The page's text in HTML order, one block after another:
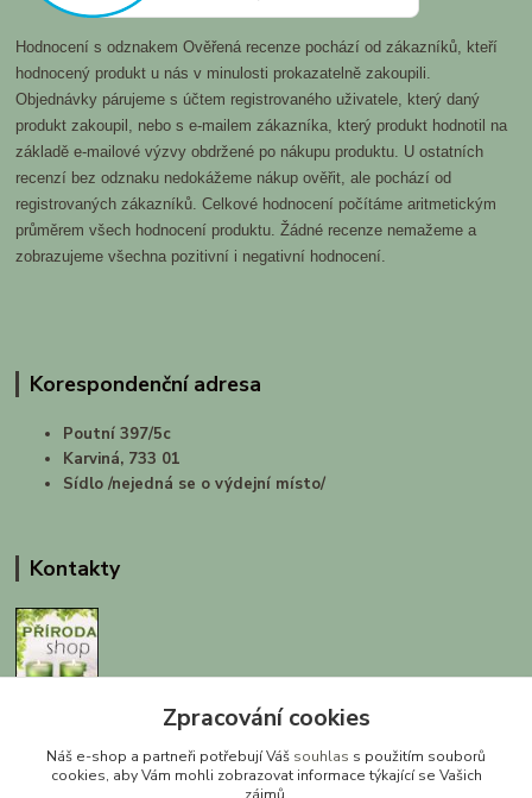
Hodnocení s odznakem Ověřená recenze pochází od zákazníků, kteří
hodnocený produkt u nás v minulosti prokazatelně zakoupili.
Objednávky párujeme s účtem registrovaného uživatele, který daný
produkt zakoupil, nebo s e-mailem zákazníka, který produkt hodnotil na
základě e-mailové výzvy obdržené po nákupu produktu. U ostatních
recenzí bez odznaku nedokážeme nákup ověřit, ale pochází od
registrovaných zákazníků. Celkové hodnocení počítáme aritmetickým
průměrem všech hodnocení produktu. Žádné recenze nemažeme a
zobrazujeme všechna pozitivní i negativní hodnocení.
Korespondenční adresa
Poutní 397/5c
Karviná, 733 01
Sídlo /nejedná se o výdejní místo/
Kontakty
Gabriela Pawlasová Koppová
Zpracování cookies
Náš e-shop a partneři potřebují Váš souhlas s použitím souborů
cookies, aby Vám mohli zobrazovat informace týkající se Vašich